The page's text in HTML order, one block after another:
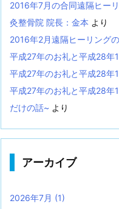
2016年7月の合同遠隔ヒー
灸整骨院 院長：金本 より
2016年2月遠隔ヒーリングの
平成27年のお礼と平成28年
平成27年のお礼と平成28年
平成27年のお礼と平成28年
だけの話~ より
アーカイブ
2026年7月 (1)